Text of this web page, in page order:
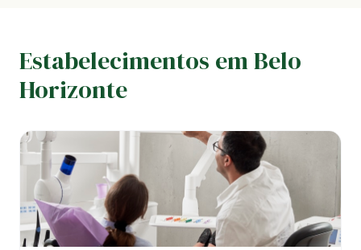
Estabelecimentos em Belo
Horizonte